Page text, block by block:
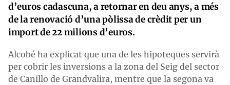
d’euros cadascuna, a retornar en deu anys, a més
de la renovació d’una pòlissa de crèdit per un
import de 22 milions d’euros.
Alcobé ha explicat que una de les hipoteques servirà
per cobrir les inversions a la zona del Seig del sector
de Canillo de Grandvalira, mentre que la segona va